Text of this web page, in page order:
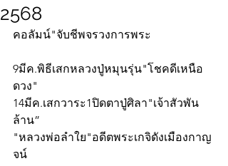
2568
คอลัมน์"จับชีพจรวงการพระ
9มีค.พิธีเสกหลวงปู่หมุนรุ่น"โชคดีเหนือ
ดวง"
14มีค.เสกวาระ1ปิดตาปู่ศิลา"เจ้าสัวพัน
ล้าน”
"หลวงพ่อลำใย"อดีตพระเกจิดังเมืองกาญ
จน์